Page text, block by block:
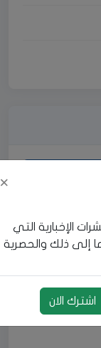
×
الإخبارية التي
إلى ذلك والحصرية
اشترك الان